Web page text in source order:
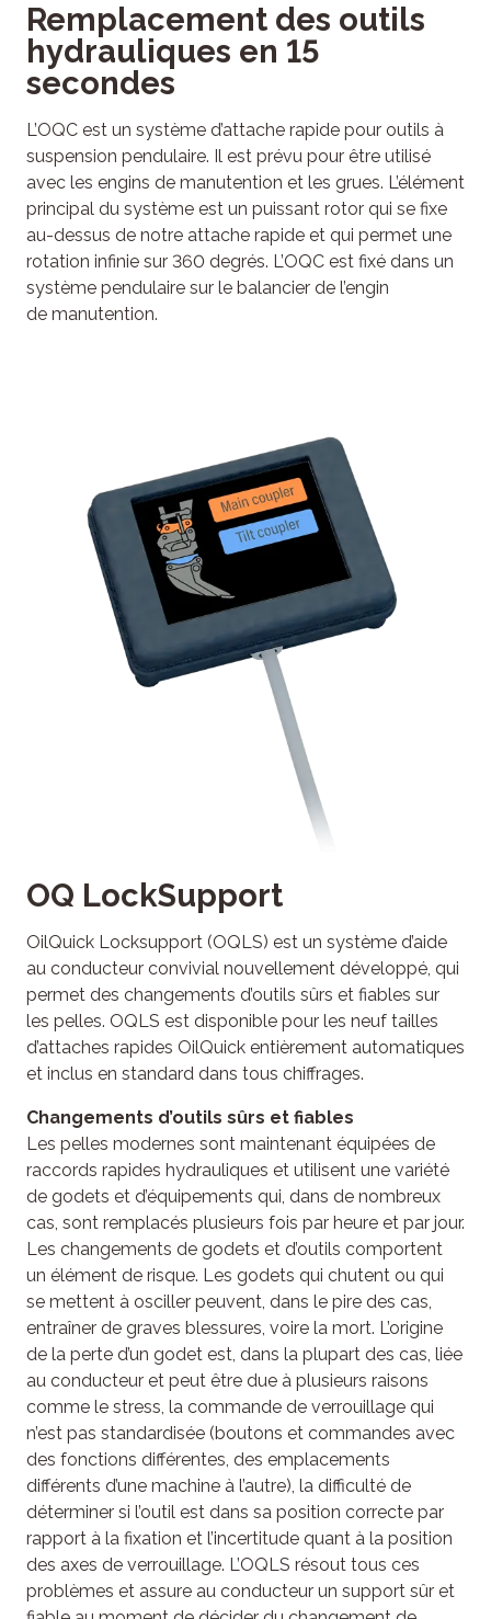
Remplacement des outils
hydrauliques en 15
secondes
L’OQC est un système d’attache rapide pour outils à
suspension pendulaire. Il est prévu pour être utilisé
avec les engins de manutention et les grues. L’élément
principal du système est un puissant rotor qui se fixe
au-dessus de notre attache rapide et qui permet une
rotation infinie sur 360 degrés. L’OQC est fixé dans un
système pendulaire sur le balancier de l’engin
de manutention.
OQ LockSupport
OilQuick Locksupport (OQLS) est un système d’aide
au conducteur convivial nouvellement développé, qui
permet des changements d’outils sûrs et fiables sur
les pelles. OQLS est disponible pour les neuf tailles
d’attaches rapides OilQuick entièrement automatiques
et inclus en standard dans tous chiffrages.
Changements d’outils sûrs et fiables
Les pelles modernes sont maintenant équipées de
raccords rapides hydrauliques et utilisent une variété
de godets et d’équipements qui, dans de nombreux
cas, sont remplacés plusieurs fois par heure et par jour.
Les changements de godets et d’outils comportent
un élément de risque. Les godets qui chutent ou qui
se mettent à osciller peuvent, dans le pire des cas,
entraîner de graves blessures, voire la mort. L’origine
de la perte d’un godet est, dans la plupart des cas, liée
au conducteur et peut être due à plusieurs raisons
comme le stress, la commande de verrouillage qui
n’est pas standardisée (boutons et commandes avec
des fonctions différentes, des emplacements
différents d’une machine à l’autre), la difficulté de
déterminer si l’outil est dans sa position correcte par
rapport à la fixation et l’incertitude quant à la position
des axes de verrouillage. L’OQLS résout tous ces
problèmes et assure au conducteur un support sûr et